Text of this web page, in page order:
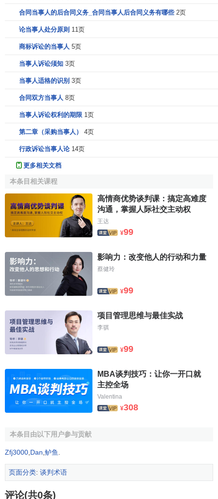
合同当事人的后合同义务_合同当事人后合同义务有哪些 2页
论当事人处分原则 11页
商标诉讼的当事人 5页
当事人诉讼须知 3页
当事人适格的识别 3页
合同双方当事人 8页
当事人诉讼权利的期限 1页
第二章（采购当事人） 4页
行政诉讼当事人论 14页
更多相关文档
本条目相关课程
高情商优势谈判课：搞定高难度
沟通，掌握人际社交主动权
王达
¥99
影响力：改变他人的行动和力量
蔡健玲
¥99
项目管理思维与最佳实战
李骐
¥99
MBA谈判技巧：让你一开口就
主控全场
Valentina
¥308
本条目由以下用户参与贡献
Zfj3000,Dan,鲈鱼.
页面分类: 谈判术语
评论(共0条)